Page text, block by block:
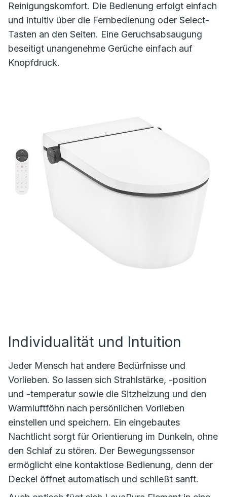
Reinigungskomfort. Die Bedienung erfolgt einfach
und intuitiv über die Fernbedienung oder Select-
Tasten an den Seiten. Eine Geruchsabsaugung
beseitigt unangenehme Gerüche einfach auf
Knopfdruck.
Individualität und Intuition
Jeder Mensch hat andere Bedürfnisse und
Vorlieben. So lassen sich Strahlstärke, -position
und -temperatur sowie die Sitzheizung und den
Warmluftföhn nach persönlichen Vorlieben
einstellen und speichern. Ein eingebautes
Nachtlicht sorgt für Orientierung im Dunkeln, ohne
den Schlaf zu stören. Der Bewegungssensor
ermöglicht eine kontaktlose Bedienung, denn der
Deckel öffnet automatisch und schließt sanft.